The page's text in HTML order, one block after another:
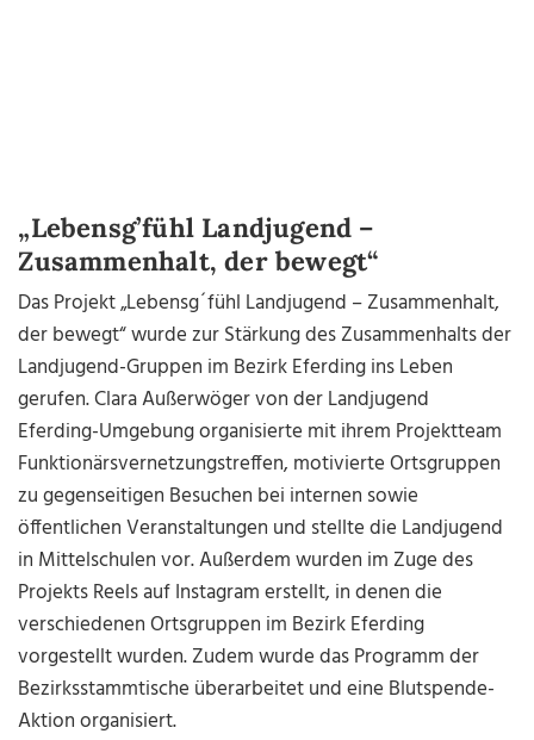
„Lebensg’fühl Landjugend –
Zusammenhalt, der bewegt“
Das Projekt „Lebensg´fühl Landjugend – Zusammenhalt,
der bewegt“ wurde zur Stärkung des Zusammenhalts der
Landjugend-Gruppen im Bezirk Eferding ins Leben
gerufen. Clara Außerwöger von der Landjugend
Eferding-Umgebung organisierte mit ihrem Projektteam
Funktionärsvernetzungstreffen, motivierte Ortsgruppen
zu gegenseitigen Besuchen bei internen sowie
öffentlichen Veranstaltungen und stellte die Landjugend
in Mittelschulen vor. Außerdem wurden im Zuge des
Projekts Reels auf Instagram erstellt, in denen die
verschiedenen Ortsgruppen im Bezirk Eferding
vorgestellt wurden. Zudem wurde das Programm der
Bezirksstammtische überarbeitet und eine Blutspende-
Aktion organisiert.